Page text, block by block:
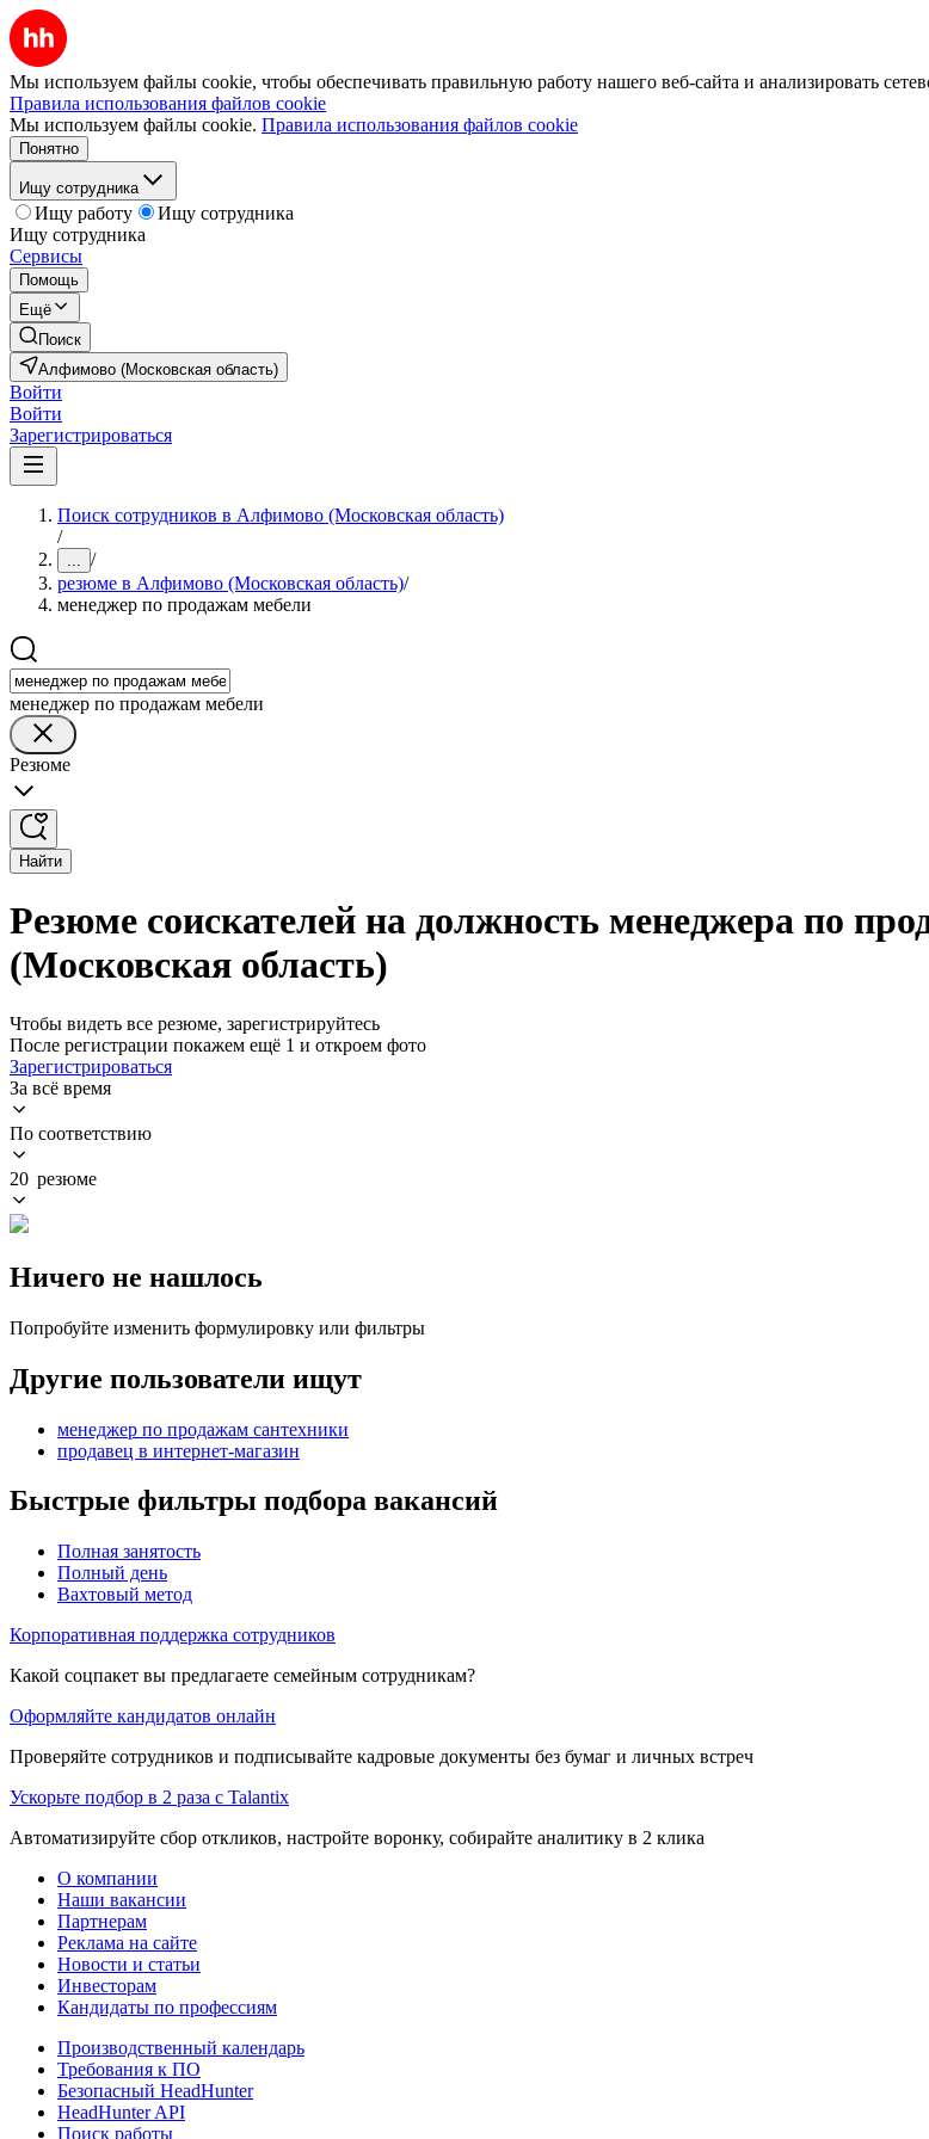
Мы используем файлы cookie, чтобы обеспечивать правильную работу нашего веб-сайта и анализировать
Правила использования файлов cookie
Мы используем файлы cookie. Правила использования файлов cookie
Понятно
Ищу сотрудника
Ищу работу
Ищу сотрудника
Ищу сотрудника
Сервисы
Помощь
Ещё
Поиск
Алфимово (Московская область)
Войти
Войти
Зарегистрироваться
Поиск сотрудников в Алфимово (Московская область)
/
... /
резюме в Алфимово (Московская область)/
менеджер по продажам мебели
менеджер по продажам мебели
Резюме
Найти
Резюме соискателей на должность менеджера по
(Московская область)
Чтобы видеть все резюме, зарегистрируйтесь
После регистрации покажем ещё 1 и откроем фото
Зарегистрироваться
За всё время
По соответствию
20 резюме
Ничего не нашлось
Попробуйте изменить формулировку или фильтры
Другие пользователи ищут
менеджер по продажам сантехники
продавец в интернет-магазин
Быстрые фильтры подбора вакансий
Полная занятость
Полный день
Вахтовый метод
Корпоративная поддержка сотрудников
Какой соцпакет вы предлагаете семейным сотрудникам?
Оформляйте кандидатов онлайн
Проверяйте сотрудников и подписывайте кадровые документы без бумаг и личных встреч
Ускорьте подбор в 2 раза с Talantix
Автоматизируйте сбор откликов, настройте воронку, собирайте аналитику в 2 клика
О компании
Наши вакансии
Партнерам
Реклама на сайте
Новости и статьи
Инвесторам
Кандидаты по профессиям
Производственный календарь
Требования к ПО
Безопасный HeadHunter
HeadHunter API
Поиск работы